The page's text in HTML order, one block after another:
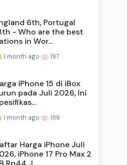
6th, Portugal
- Who are the best
in Wor...
1 month ago 197
iPhone 15 di iBox
pada Juli 2026, Ini
1 month ago 186
Harga iPhone Juli
iPhone 17 Pro Max 2